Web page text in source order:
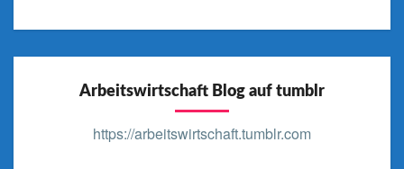
Arbeitswirtschaft Blog auf tumblr
https://arbeitswirtschaft.tumblr.com